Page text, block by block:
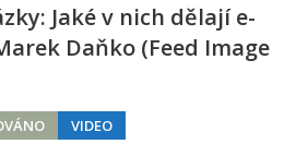
Jaké v nich dělají e-
Daňko (Feed Image
VIDEO